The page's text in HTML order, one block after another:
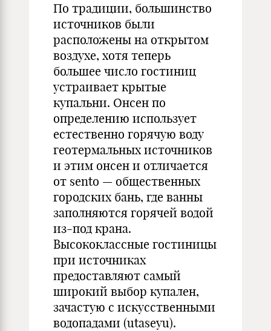
По традиции, большинство
источников были
расположены на открытом
воздухе, хотя теперь
большее число гостиниц
устраивает крытые
купальни. Онсен по
определению использует
естественно горячую воду
геотермальных источников
и этим онсен и отличается
от sento — общественных
городских бань, где ванны
заполняются горячей водой
из-под крана.
Высококлассные гостиницы
при источниках
предоставляют самый
широкий выбор купален,
зачастую с искусственными
водопадами (utaseyu).